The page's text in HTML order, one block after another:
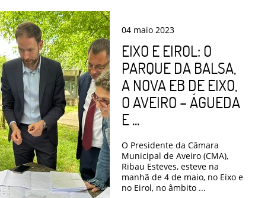
04 maio 2023
EIXO E EIROL: O
PARQUE DA BALSA,
A NOVA EB DE EIXO,
O AVEIRO – ÁGUEDA
E ...
O Presidente da Câmara
Municipal de Aveiro (CMA),
Ribau Esteves, esteve na
manhã de 4 de maio, no Eixo e
no Eirol, no âmbito ...